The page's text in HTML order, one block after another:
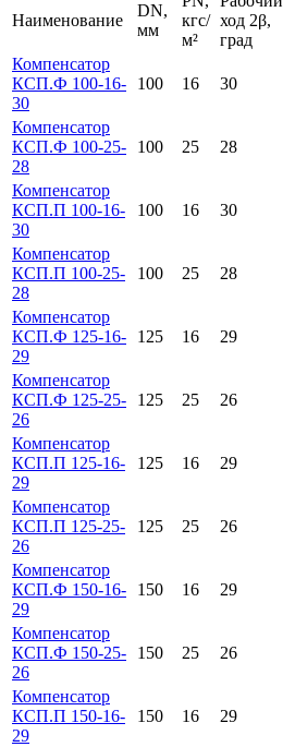
Наименование
DN,
мм
кгс/
м²
ход 2β,
град
Компенсатор
КСП.Ф 100-16-
30
100 16 30
Компенсатор
КСП.Ф 100-25-
28
100 25 28
Компенсатор
КСП.П 100-16-
30
100 16 30
Компенсатор
КСП.П 100-25-
28
100 25 28
Компенсатор
КСП.Ф 125-16-
29
125 16 29
Компенсатор
КСП.Ф 125-25-
26
125 25 26
Компенсатор
КСП.П 125-16-
29
125 16 29
Компенсатор
КСП.П 125-25-
26
125 25 26
Компенсатор
КСП.Ф 150-16-
29
150 16 29
Компенсатор
КСП.Ф 150-25-
26
150 25 26
Компенсатор
КСП.П 150-16-
29
150 16 29